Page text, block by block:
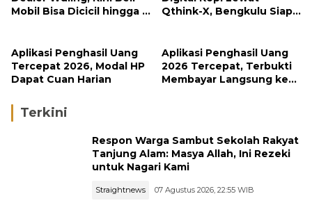
Mobil Bisa Dicicil hingga 5
Qthink-X, Bengkulu Siap
Aplikasi Penghasil Uang
Tercepat 2026, Modal HP
Dapat Cuan Harian
Aplikasi Penghasil Uang
2026 Tercepat, Terbukti
Membayar Langsung ke
Terkini
Respon Warga Sambut Sekolah Rakyat
Tanjung Alam: Masya Allah, Ini Rezeki
untuk Nagari Kami
Straightnews 07 Agustus 2026, 22:55 WIB